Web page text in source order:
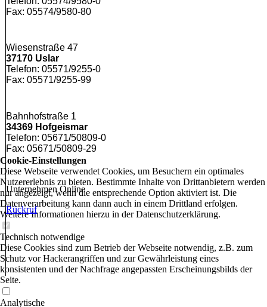
Fax: 05574/9580-80
Wiesenstraße 47
37170 Uslar
Telefon: 05571/9255-0
Fax: 05571/9255-99
Bahnhofstraße 1
34369 Hofgeismar
Telefon: 05671/50809-0
Fax: 05671/50809-29
Unternehmen Online
Rückruf
Cookie-Einstellungen
Diese Webseite verwendet Cookies, um Besuchern ein optimales
Nutzererlebnis zu bieten. Bestimmte Inhalte von Drittanbietern werden
nur angezeigt, wenn die entsprechende Option aktiviert ist. Die
Datenverarbeitung kann dann auch in einem Drittland erfolgen.
Weitere Informationen hierzu in der Datenschutzerklärung.
Technisch notwendige
Diese Cookies sind zum Betrieb der Webseite notwendig, z.B. zum
Schutz vor Hackerangriffen und zur Gewährleistung eines
konsistenten und der Nachfrage angepassten Erscheinungsbilds der
Seite.
Analytische